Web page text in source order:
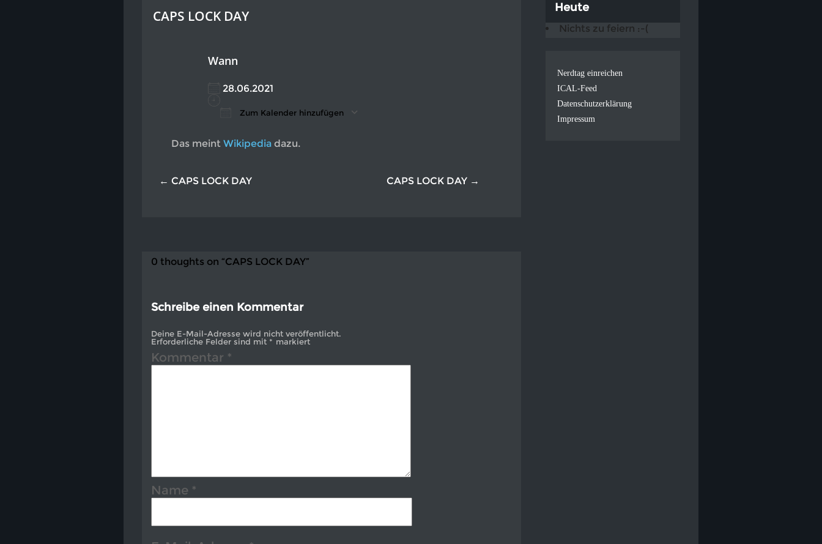
CAPS LOCK DAY
Wann
28.06.2021
Zum Kalender hinzufügen
Das meint Wikipedia dazu.
← CAPS LOCK DAY CAPS LOCK DAY →
0 thoughts on “CAPS LOCK DAY”
Schreibe einen Kommentar
Deine E-Mail-Adresse wird nicht veröffentlicht.
Erforderliche Felder sind mit * markiert
Kommentar *
Name *
Heute
Nichts zu feiern :-(
Nerdtag einreichen
ICAL-Feed
Datenschutzerklärung
Impressum